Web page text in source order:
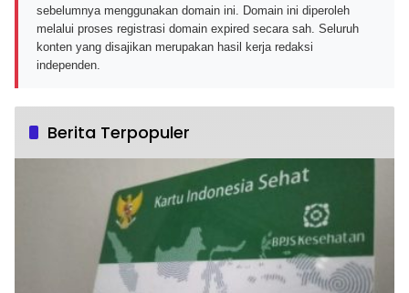
sebelumnya menggunakan domain ini. Domain ini diperoleh
melalui proses registrasi domain expired secara sah. Seluruh
konten yang disajikan merupakan hasil kerja redaksi
independen.
Berita Terpopuler